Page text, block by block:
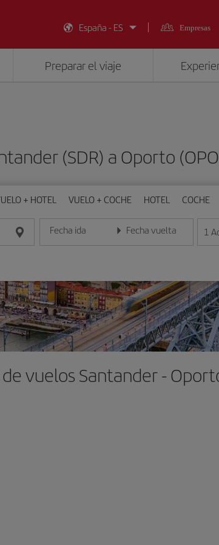
España - ES
Empresas
Preparar el viaje
(SDR) a Oporto
+ HOTEL VUELO + COCHE HOTEL COCHE
Fecha ida
Introduce la fecha en formato día/mes/año
Fecha vuelta
Introduce la fecha en 1
vuelos Santander -